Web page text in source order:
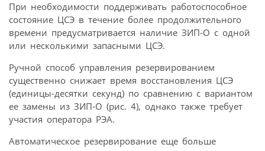
При необходимости поддерживать работо­способное
состояние ЦСЭ в течение более продолжительного
времени предусматривается наличие ЗИП-О с одной
или несколькими запасными ЦСЭ.
Ручной способ управления резервированием
существенно снижает время восстановления ЦСЭ
(единицы-десятки секунд) по сравнению с вариантом
ее замены из ЗИП-О (рис. 4), однако также требует
участия оператора РЭА.
Автоматическое резервирование еще больше